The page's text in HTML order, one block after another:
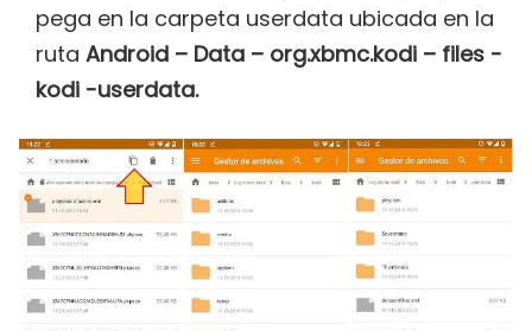
pega en la carpeta userdata ubicada en la
ruta Android – Data – org.xbmc.kodi – files -
kodi -userdata.